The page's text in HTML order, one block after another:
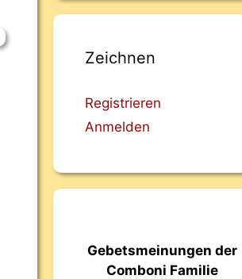
Zeichnen
Registrieren
Anmelden
Gebetsmeinungen der
Comboni Familie